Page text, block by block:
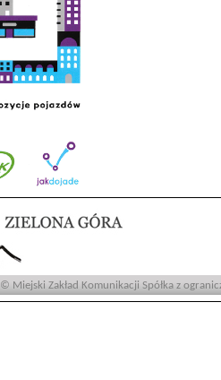
© Miejski Zakład Komunikacji Spółka z